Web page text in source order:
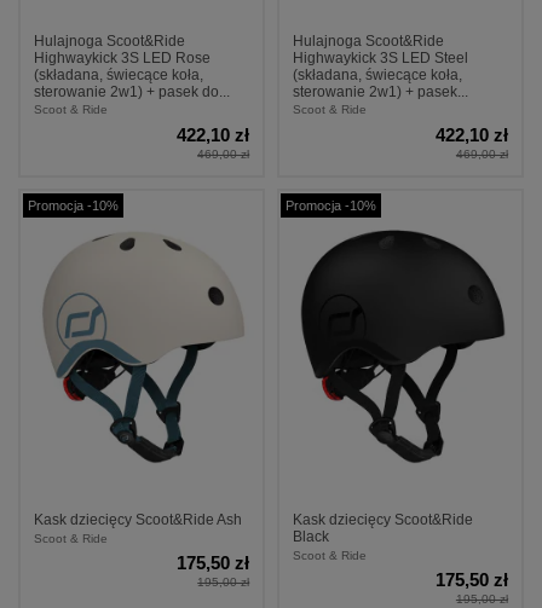
Hulajnoga Scoot&Ride
Highwaykick 3S LED Rose
(składana, świecące koła,
sterowanie 2w1) + pasek do...
Scoot & Ride
422,10 zł
469,00 zł
Hulajnoga Scoot&Ride
Highwaykick 3S LED Steel
(składana, świecące koła,
sterowanie 2w1) + pasek...
Scoot & Ride
422,10 zł
469,00 zł
Promocja -10%
Kask dziecięcy Scoot&Ride Ash
Scoot & Ride
175,50 zł
195,00 zł
Promocja -10%
Kask dziecięcy Scoot&Ride
Black
Scoot & Ride
175,50 zł
195,00 zł